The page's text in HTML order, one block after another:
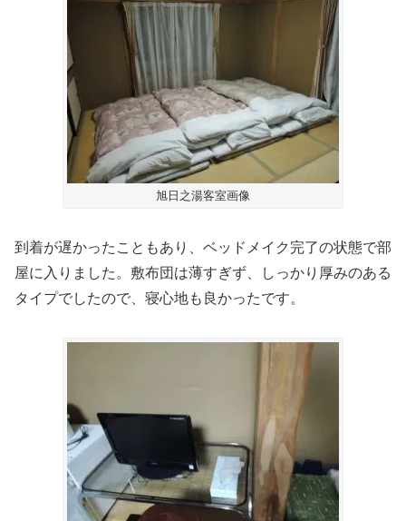
旭日之湯客室画像
到着が遅かったこともあり、ベッドメイク完了の状態で部
屋に入りました。敷布団は薄すぎず、しっかり厚みのある
タイプでしたので、寝心地も良かったです。